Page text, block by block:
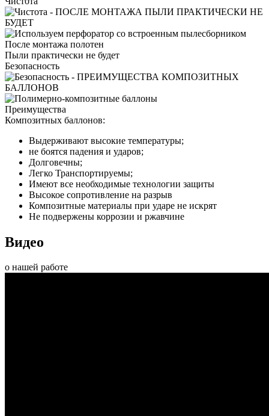
После монтажа полотен
Пыли практически не будет
Безопасность
Преимущества
Композитных баллонов:
Выдерживают высокие температуры;
не боятся падения и ударов;
Долговечны;
Легко Транспортируемы;
Имеют все необходимые технологии защиты
Высокое сопротивление на разрыв
Композитные материалы при ударе не искрят
Не подвержены коррозии и ржавчине
Видео
о нашей работе